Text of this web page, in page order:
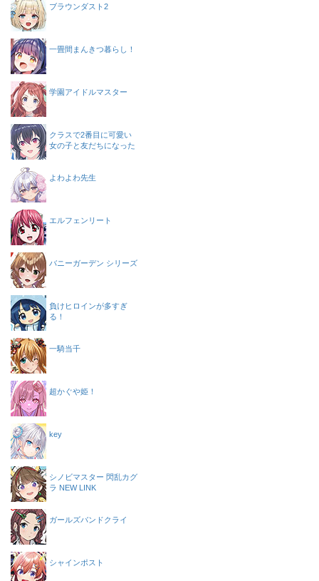
ブラウンダスト2
一畳間まんきつ暮らし！
学園アイドルマスター
クラスで2番目に可愛い
女の子と友だちになった
よわよわ先生
エルフェンリート
バニーガーデン シリーズ
負けヒロインが多すぎ
る！
一騎当千
超かぐや姫！
key
シノビマスター 閃乱カグ
ラ NEW LINK
ガールズバンドクライ
シャインポスト